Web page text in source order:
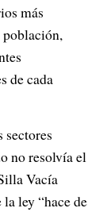
más
de cada
sectores
no resolvía el
Vacía
ley “hace de